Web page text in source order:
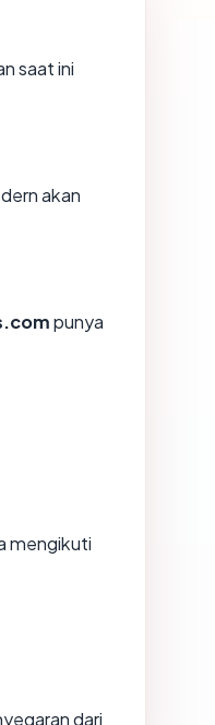
saat ini
akan
punya
mengikuti
dari